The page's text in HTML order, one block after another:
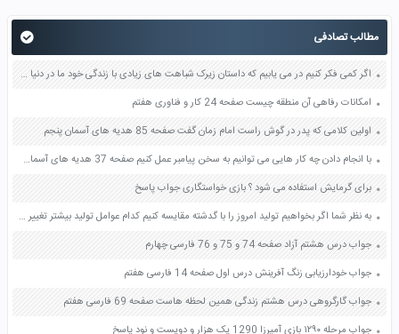
مطالب تصادفی
اگر کمی فکر کنیم در می یابیم که داستان زیرک شباهت های زیادی با زندگی خود ما در دنیا دارد این شباهت ها را پیدا کنید و مانند نمونه جا های خالی را پر کنید صفحه 42 پیام های آسمان هفتم
امکانات رفاهی آن منطقه چیست صفحه 24 کار و فناوری هفتم
اولین کلامی که پدر در گوش راست امام زمان گفت صفحه 85 هدیه های آسمان پنجم
با انجام دادن چه کار هایی می توانیم به سخن پیامبر عمل کنیم صفحه 37 هدیه های آسمان چهارم
برای گرمایش استفاده می شود ؟ بازی خواستگاری جواب پاسخ
به نظر شما اگر بخواهیم تولید امروز را با گدشته مقایسه کنیم کدام عوامل تولید بیشتر تغییر کرده اند یک مثال بزنید صفحه 34 مطالعات اجتماعی هفتم
جواب درس هشتم آزاد صفحه 74 و 75 و 76 فارسی چهارم
جواب خودارزیابی زنگ آفرینش درس اول صفحه 14 فارسی هفتم
جواب گارگروهی درس هشتم زندگی همین لحظه هاست صفحه 69 فارسی هفتم
جواب مرحله ۱۲۹۰ بازی آمیرزا 1290 یک هزار و دویست و نود پاسخ